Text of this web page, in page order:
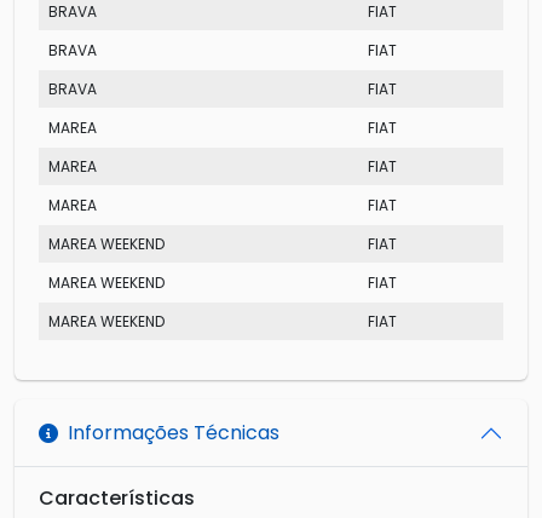
BRAVA
FIAT
BRAVA
FIAT
BRAVA
FIAT
MAREA
FIAT
MAREA
FIAT
MAREA
FIAT
MAREA WEEKEND
FIAT
MAREA WEEKEND
FIAT
MAREA WEEKEND
FIAT
Informações Técnicas
Características